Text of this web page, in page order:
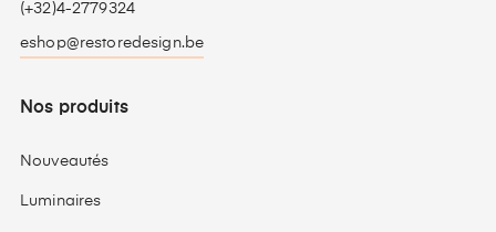
(+32)4-2779324
eshop@restoredesign.be
Nos produits
Nouveautés
Luminaires